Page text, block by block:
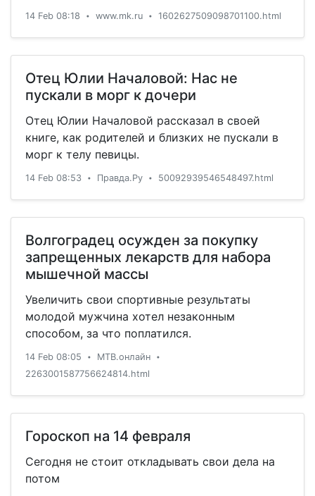
14 Feb 08:18 • www.mk.ru • 1602627509098701100.html
Отец Юлии Началовой: Нас не
пускали в морг к дочери
Отец Юлии Началовой рассказал в своей
книге, как родителей и близких не пускали в
морг к телу певицы.
14 Feb 08:53 • Правда.Ру • 50092939546548497.html
Волгоградец осужден за покупку
запрещенных лекарств для набора
мышечной массы
Увеличить свои спортивные результаты
молодой мужчина хотел незаконным
способом, за что поплатился.
14 Feb 08:05 • МТВ.онлайн •
2263001587756624814.html
Гороскоп на 14 февраля
Сегодня не стоит откладывать свои дела на
потом